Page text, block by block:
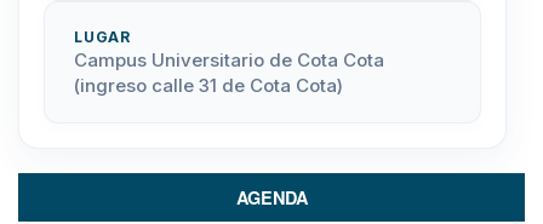
LUGAR
Campus Universitario de Cota Cota
(ingreso calle 31 de Cota Cota)
AGENDA